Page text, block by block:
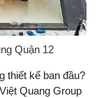
Quận 12
thiết kế ban đầu?
Quang Group